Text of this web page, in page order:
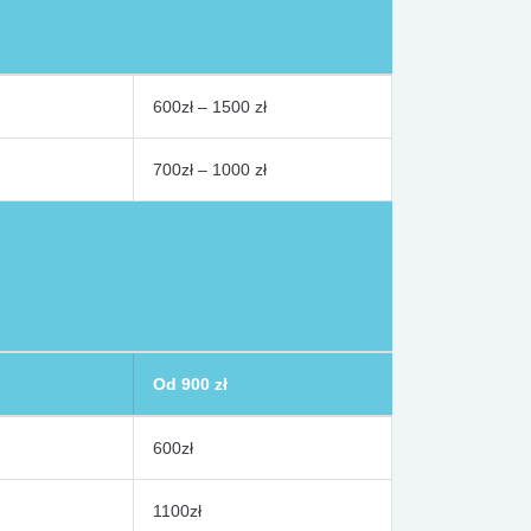
600zł – 1500 zł
700zł – 1000 zł
Od 900 zł
600zł
1100zł